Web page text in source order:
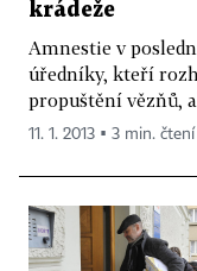
krádeže
Amnestie v
úředníky, kteří
propuštění vězňů,
11. 1. 2013 ▪ 3 min. čtení